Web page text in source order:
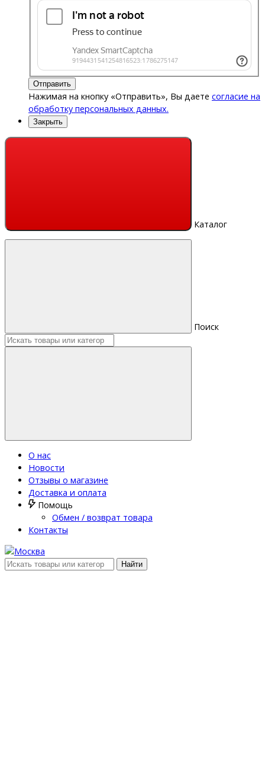
Отправить
Нажимая на кнопку «Отправить», Вы даете согласие на
обработку персональных данных.
Закрыть
Каталог
Поиск
О нас
Новости
Отзывы о магазине
Доставка и оплата
Помощь
Обмен / возврат товара
Контакты
Найти